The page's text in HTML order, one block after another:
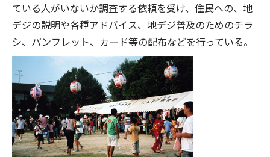
ている人がいないか調査する依頼を受け、住民への、地
デジの説明や各種アドバイス、地デジ普及のためのチラ
シ、パンフレット、カード等の配布などを行っている。